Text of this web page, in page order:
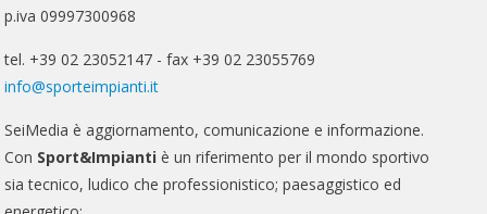
p.iva 09997300968
tel. +39 02 23052147 - fax +39 02 23055769
info@sporteimpianti.it
SeiMedia è aggiornamento, comunicazione e informazione.
Con Sport&Impianti è un riferimento per il mondo sportivo
sia tecnico, ludico che professionistico; paesaggistico ed